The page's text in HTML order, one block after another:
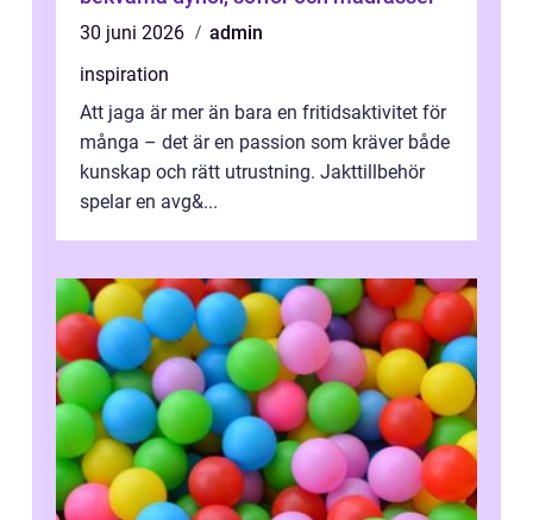
30 juni 2026
admin
inspiration
Att jaga är mer än bara en fritidsaktivitet för
många – det är en passion som kräver både
kunskap och rätt utrustning. Jakttillbehör
spelar en avg&...